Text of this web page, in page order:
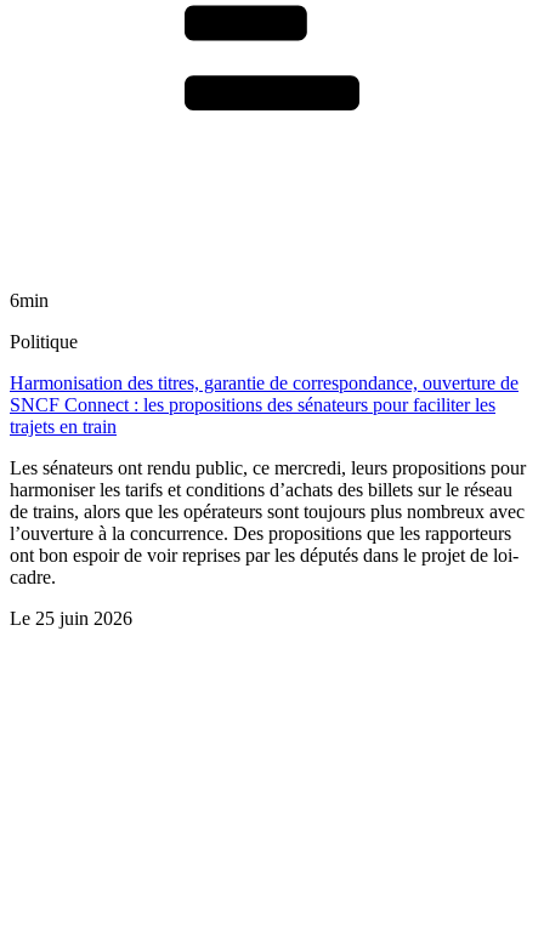
6min
Politique
Harmonisation des titres, garantie de correspondance, ouverture de
SNCF Connect : les propositions des sénateurs pour faciliter les
trajets en train
Les sénateurs ont rendu public, ce mercredi, leurs propositions pour
harmoniser les tarifs et conditions d’achats des billets sur le réseau
de trains, alors que les opérateurs sont toujours plus nombreux avec
l’ouverture à la concurrence. Des propositions que les rapporteurs
ont bon espoir de voir reprises par les députés dans le projet de loi-
cadre.
Le 25 juin 2026